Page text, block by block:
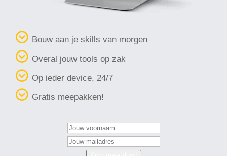
Bouw aan je skills van morgen
Overal jouw tools op zak
Op ieder device, 24/7
Gratis meepakken!